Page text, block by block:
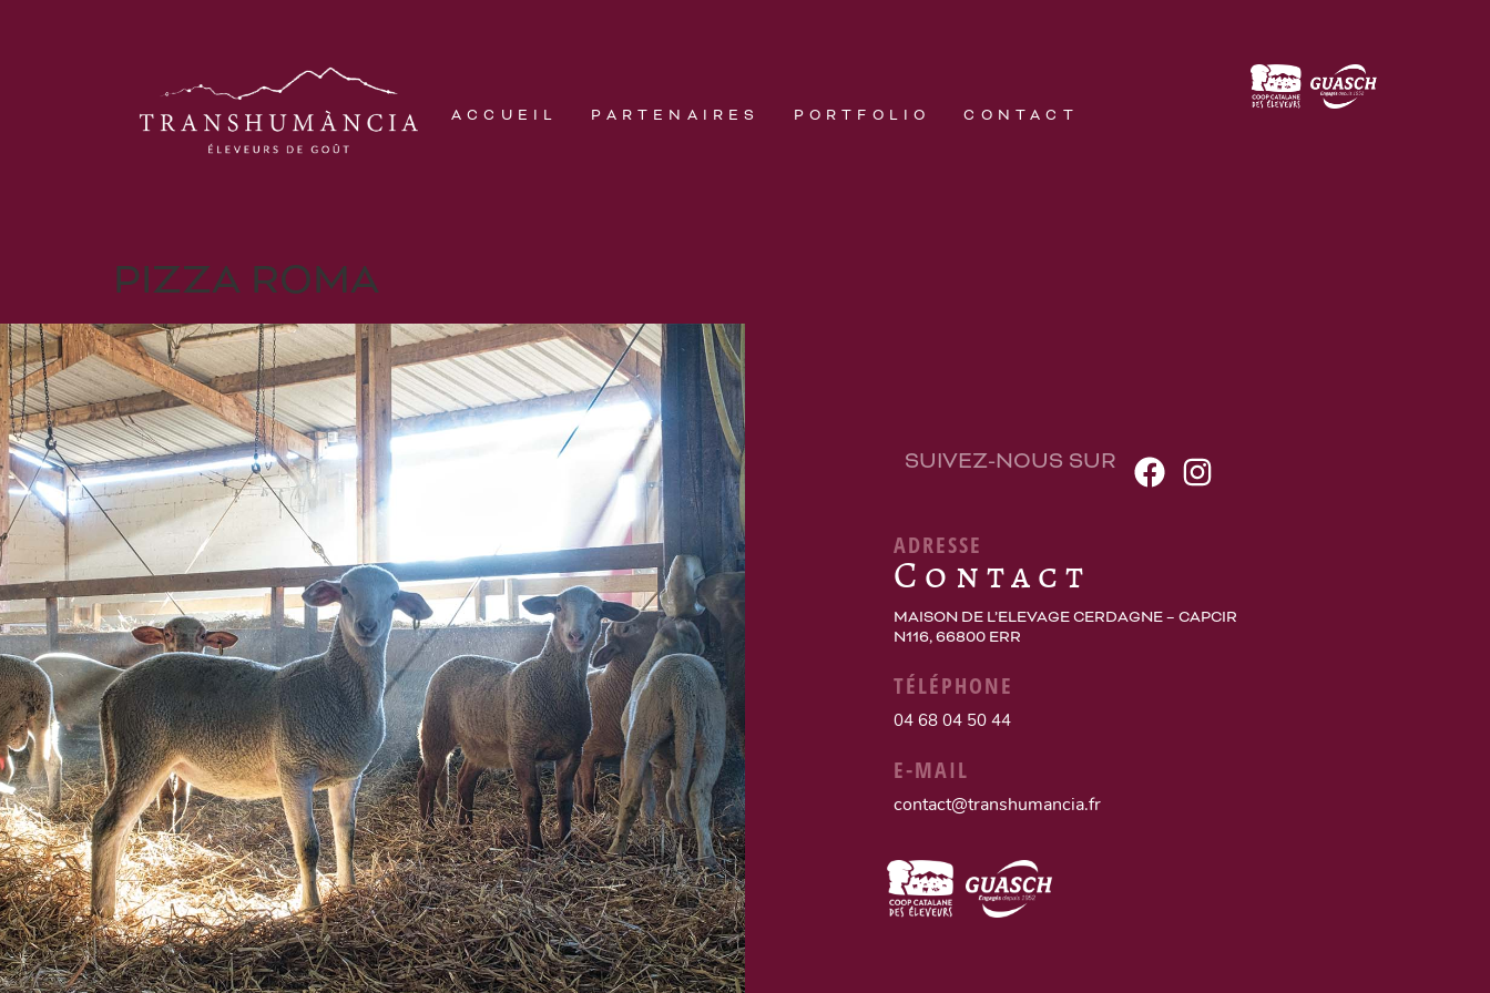
ACCUEIL PARTENAIRES PORTFOLIO CONTACT
PIZZA ROMA
SUIVEZ-NOUS SUR
ADRESSE
Contact
MAISON DE L’ELEVAGE CERDAGNE – CAPCIR
N116, 66800 ERR
TÉLÉPHONE
04 68 04 50 44
E-MAIL
contact@transhumancia.fr